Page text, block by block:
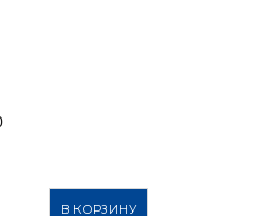
В КОРЗИНУ